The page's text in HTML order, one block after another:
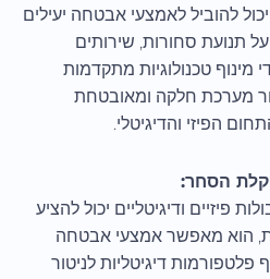
יכול להוביל לאמצעי אבטחה יעילים
תנועת סחורות, שירותים
מינוף טכנולוגיות מתקדמות
מערכת חלקה ומאובטחת
הפיזי והדיגיטלי.
הסחר:
פיזיים ודיגיטליים יכול להציע
הוא מאפשר אמצעי אבטחה
פלטפורמות דיגיטליות לניטור